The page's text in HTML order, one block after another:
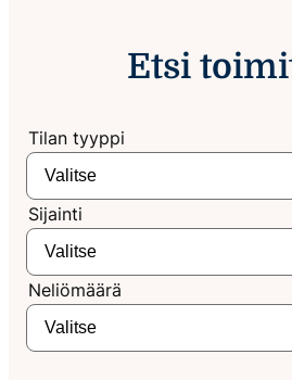
Etsi
Tilan tyyppi
Valitse
Sijainti
Valitse
Neliömäärä
Valitse